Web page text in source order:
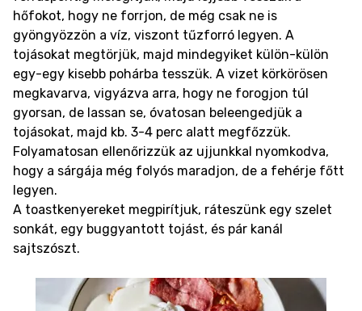
hőfokot, hogy ne forrjon, de még csak ne is
gyöngyözzön a víz, viszont tűzforró legyen. A
tojásokat megtörjük, majd mindegyiket külön-külön
egy-egy kisebb pohárba tesszük. A vizet körkörösen
megkavarva, vigyázva arra, hogy ne forogjon túl
gyorsan, de lassan se, óvatosan beleengedjük a
tojásokat, majd kb. 3-4 perc alatt megfőzzük.
Folyamatosan ellenőrizzük az ujjunkkal nyomkodva,
hogy a sárgája még folyós maradjon, de a fehérje főtt
legyen.
A toastkenyereket megpirítjuk, ráteszünk egy szelet
sonkát, egy buggyantott tojást, és pár kanál
sajtszószt.